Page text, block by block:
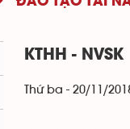
KTHH - NVSK
Thứ ba - 20/11/